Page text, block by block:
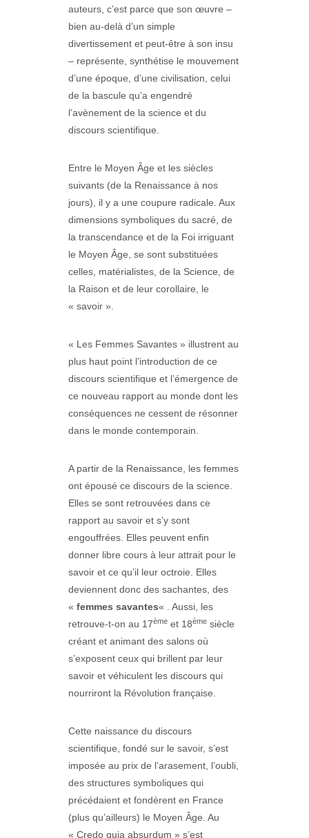
auteurs, c’est parce que son œuvre –
bien au-delà d’un simple
divertissement et peut-être à son insu
– représente, synthétise le mouvement
d’une époque, d’une civilisation, celui
de la bascule qu’a engendré
l’avènement de la science et du
discours scientifique.
Entre le Moyen Âge et les siècles
suivants (de la Renaissance à nos
jours), il y a une coupure radicale. Aux
dimensions symboliques du sacré, de
la transcendance et de la Foi irriguant
le Moyen Âge, se sont substituées
celles, matérialistes, de la Science, de
la Raison et de leur corollaire, le
« savoir ».
« Les Femmes Savantes » illustrent au
plus haut point l’introduction de ce
discours scientifique et l’émergence de
ce nouveau rapport au monde dont les
conséquences ne cessent de résonner
dans le monde contemporain.
A partir de la Renaissance, les femmes
ont épousé ce discours de la science.
Elles se sont retrouvées dans ce
rapport au savoir et s’y sont
engouffrées. Elles peuvent enfin
donner libre cours à leur attrait pour le
savoir et ce qu’il leur octroie. Elles
deviennent donc des sachantes, des
« femmes savantes« . Aussi, les
retrouve-t-on au 17ème et 18ème siècle
créant et animant des salons où
s’exposent ceux qui brillent par leur
savoir et véhiculent les discours qui
nourriront la Révolution française.
Cette naissance du discours
scientifique, fondé sur le savoir, s’est
imposée au prix de l’arasement, l’oubli,
des structures symboliques qui
précédaient et fondèrent en France
(plus qu’ailleurs) le Moyen Âge. Au
« Credo quia absurdum » s’est